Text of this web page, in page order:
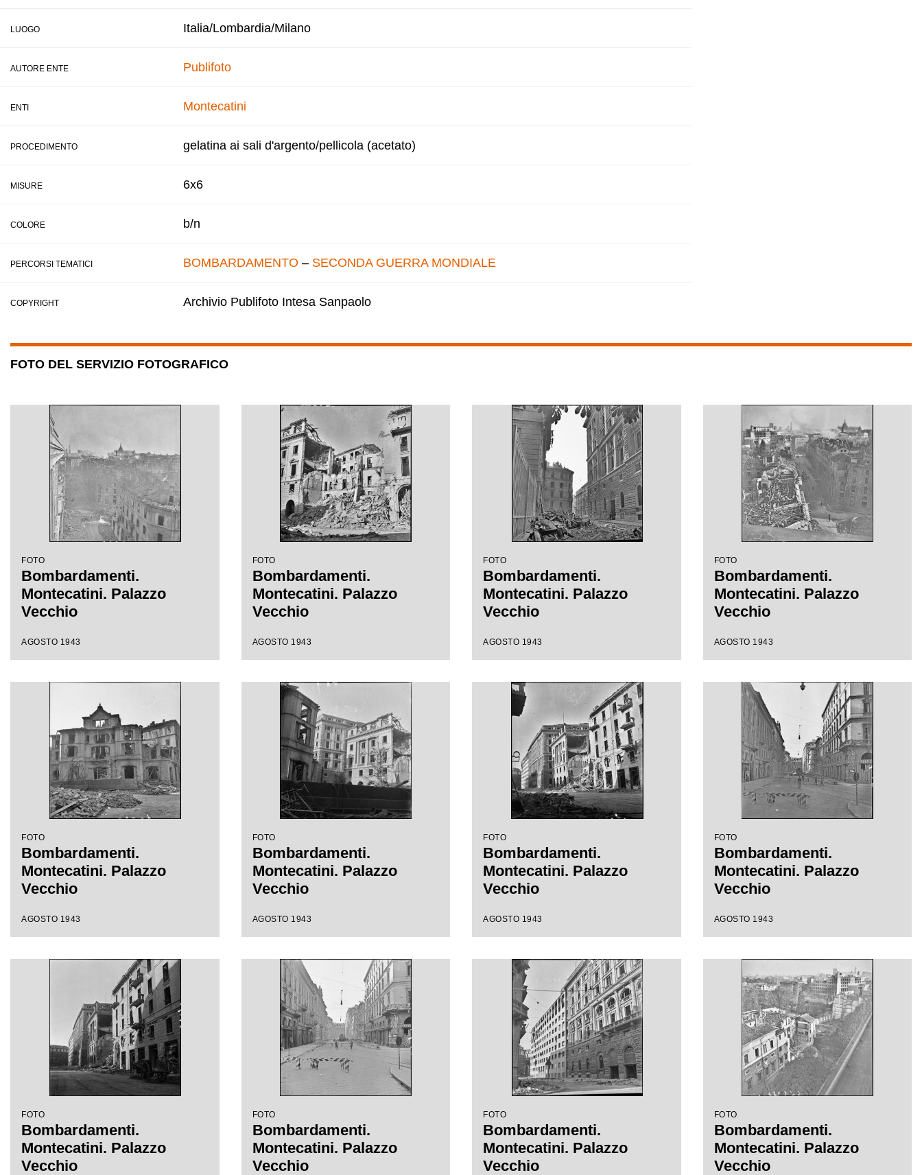
LUOGO Italia/Lombardia/Milano
AUTORE ENTE Publifoto
ENTI Montecatini
PROCEDIMENTO gelatina ai sali d'argento/pellicola (acetato)
MISURE 6x6
COLORE b/n
PERCORSI TEMATICI BOMBARDAMENTO – SECONDA GUERRA MONDIALE
COPYRIGHT Archivio Publifoto Intesa Sanpaolo
FOTO DEL SERVIZIO FOTOGRAFICO
FOTO
Bombardamenti.
Montecatini. Palazzo
Vecchio
AGOSTO 1943
FOTO
Bombardamenti.
Montecatini. Palazzo
Vecchio
AGOSTO 1943
FOTO
Bombardamenti.
Montecatini. Palazzo
Vecchio
AGOSTO 1943
FOTO
Bombardamenti.
Montecatini. Palazzo
Vecchio
AGOSTO 1943
FOTO
Bombardamenti.
Montecatini. Palazzo
Vecchio
AGOSTO 1943
FOTO
Bombardamenti.
Montecatini. Palazzo
Vecchio
AGOSTO 1943
FOTO
Bombardamenti.
Montecatini. Palazzo
Vecchio
AGOSTO 1943
FOTO
Bombardamenti.
Montecatini. Palazzo
Vecchio
AGOSTO 1943
FOTO
Bombardamenti.
Montecatini. Palazzo
Vecchio
FOTO
Bombardamenti.
Montecatini. Palazzo
Vecchio
FOTO
Bombardamenti.
Montecatini. Palazzo
Vecchio
FOTO
Bombardamenti.
Montecatini. Palazzo
Vecchio